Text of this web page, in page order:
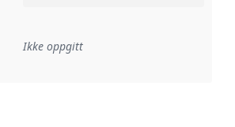
Referanse til en implementasjonsregel
Ikke oppgitt